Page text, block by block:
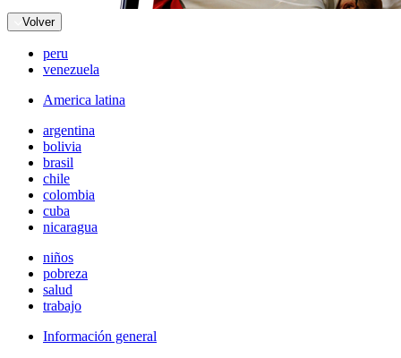
Volver
peru
venezuela
America latina
argentina
bolivia
brasil
chile
colombia
cuba
nicaragua
niños
pobreza
salud
trabajo
Información general